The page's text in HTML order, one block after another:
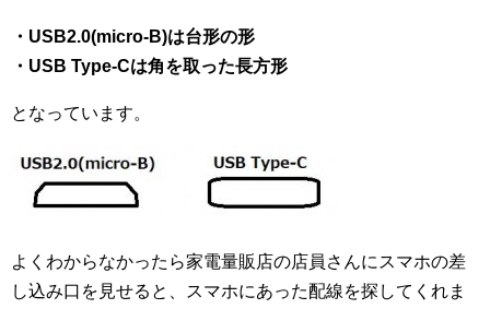
・USB2.0(micro-B)は台形の形
・USB Type-Cは角を取った長方形
となっています。
よくわからなかったら家電量販店の店員さんにスマホの差
し込み口を見せると、スマホにあった配線を探してくれま